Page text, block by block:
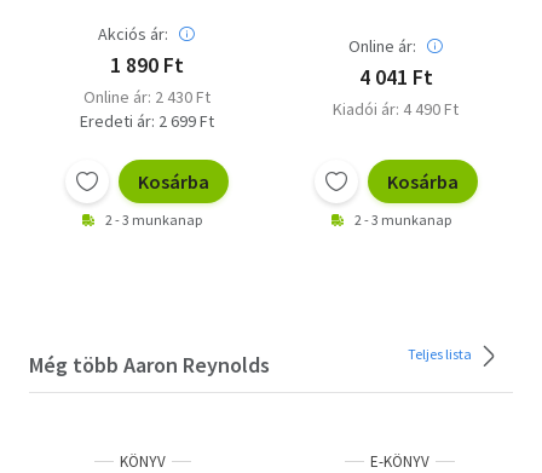
Akciós ár:
1 890 Ft
Online ár: 2 430 Ft
Eredeti ár: 2 699 Ft
Kosárba
2 - 3 munkanap
Online ár:
4 041 Ft
Kiadói ár: 4 490 Ft
Kosárba
2 - 3 munkanap
Még több Aaron Reynolds Teljes lista
KÖNYV E-KÖNYV